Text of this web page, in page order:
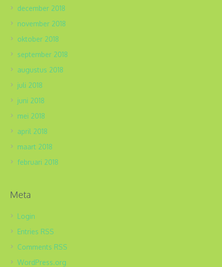
december 2018
november 2018
oktober 2018
september 2018
augustus 2018
juli 2018
juni 2018
mei 2018
april 2018
maart 2018
februari 2018
Meta
Login
Entries RSS
Comments RSS
WordPress.org